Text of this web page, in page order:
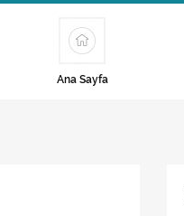
Ana Sayfa